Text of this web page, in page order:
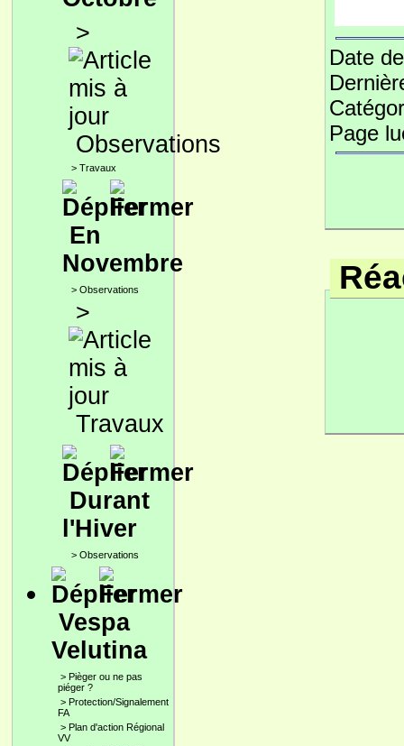
>
Observations
> Travaux
En
Novembre
> Observations
>
Travaux
Durant
l'Hiver
> Observations
Vespa
Velutina
> Pièger ou ne pas
piéger ?
> Protection/Signalement
FA
> Plan d'action Régional
VV
Date
Page